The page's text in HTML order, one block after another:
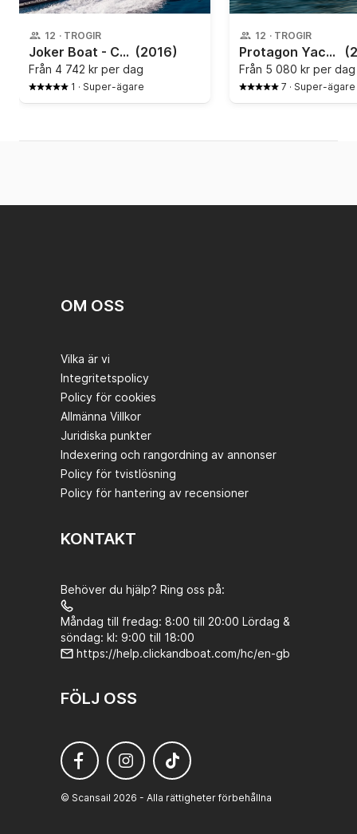
12 · TROGIR
Joker Boat - Clubman 24 (2016)
Från 4 742 kr per dag
1 · Super-ägare
12 · TROGIR
Protagon Yachts - 25 Sundeck
Från 5 080 kr per dag
7 · Super-ägare
OM OSS
Vilka är vi
Integritetspolicy
Policy för cookies
Allmänna Villkor
Juridiska punkter
Indexering och rangordning av annonser
Policy för tvistlösning
Policy för hantering av recensioner
KONTAKT
Behöver du hjälp? Ring oss på:
Måndag till fredag: 8:00 till 20:00 Lördag &
söndag: kl: 9:00 till 18:00
https://help.clickandboat.com/hc/en-gb
FÖLJ OSS
© Scansail 2026 - Alla rättigheter förbehållna